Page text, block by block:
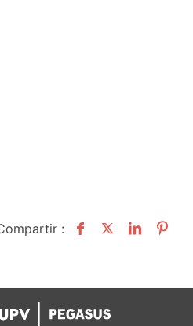
: